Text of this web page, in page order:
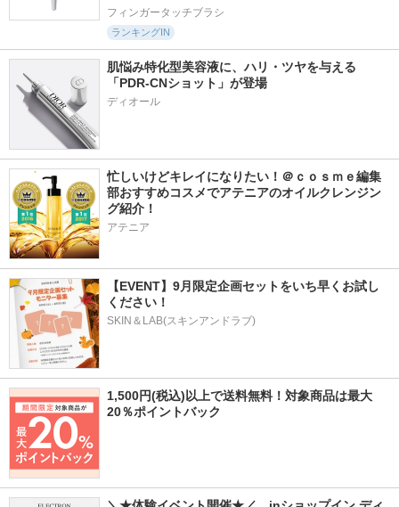
フィンガータッチブラシ
ランキングIN
肌悩み特化型美容液に、ハリ・ツヤを与える
「PDR-CNショット」が登場
忙しいけどキレイになりたい！＠ｃｏｓｍｅ編集
部おすすめコスメでアテニアのオイルクレンジン
グ紹介！
アテニア
【EVENT】9月限定企画セットをいち早くお試し
ください！
SKIN＆LAB(スキンアンドラブ)
1,500円(税込)以上で送料無料！対象商品は最大
20％ポイントバック